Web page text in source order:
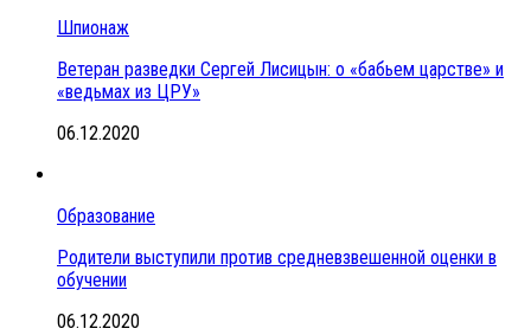
Шпионаж
Ветеран разведки Сергей Лисицын: о «бабьем царстве» и
«ведьмах из ЦРУ»
06.12.2020
Образование
Родители выступили против средневзвешенной оценки в
обучении
06.12.2020